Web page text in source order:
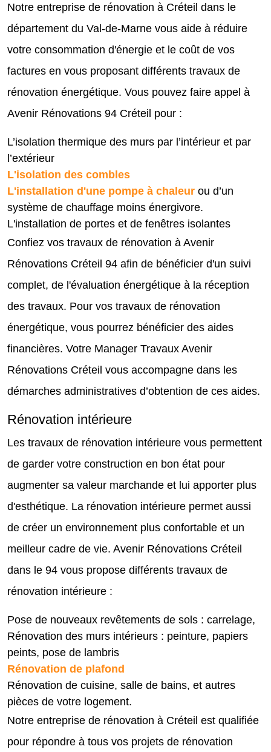
Notre entreprise de rénovation à Créteil dans le
département du Val-de-Marne vous aide à réduire
votre consommation d'énergie et le coût de vos
factures en vous proposant différents travaux de
rénovation énergétique. Vous pouvez faire appel à
Avenir Rénovations 94 Créteil pour :
L’isolation thermique des murs par l’intérieur et par
l’extérieur
L'isolation des combles
L'installation d'une pompe à chaleur ou d’un
système de chauffage moins énergivore.
L'installation de portes et de fenêtres isolantes
Confiez vos travaux de rénovation à Avenir
Rénovations Créteil 94 afin de bénéficier d'un suivi
complet, de l'évaluation énergétique à la réception
des travaux. Pour vos travaux de rénovation
énergétique, vous pourrez bénéficier des aides
financières. Votre Manager Travaux Avenir
Rénovations Créteil vous accompagne dans les
démarches administratives d’obtention de ces aides.
Rénovation intérieure
Les travaux de rénovation intérieure vous permettent
de garder votre construction en bon état pour
augmenter sa valeur marchande et lui apporter plus
d'esthétique. La rénovation intérieure permet aussi
de créer un environnement plus confortable et un
meilleur cadre de vie. Avenir Rénovations Créteil
dans le 94 vous propose différents travaux de
rénovation intérieure :
Pose de nouveaux revêtements de sols : carrelage,
Rénovation des murs intérieurs : peinture, papiers
peints, pose de lambris
Rénovation de plafond
Rénovation de cuisine, salle de bains, et autres
pièces de votre logement.
Notre entreprise de rénovation à Créteil est qualifiée
pour répondre à tous vos projets de rénovation